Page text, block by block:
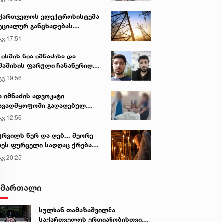
ელექტროსისტემა
განცხადებას
17:51
ნია იმნაძისა და
ფარული ჩანაწერიდან
ავალიანის მკვლელობის
19:56
იმნაძის ადვოკატი
გადაღებულ
ავრცელებს
12:56
წერ და დებ... მეორე
ფურცელი სადღაც ქრება
სურვილი სრულდება...“ -
ტაძარი შიდა
20:25
სულხან თამაზაშვილმა
საქართველოს ერთიანობისთვის